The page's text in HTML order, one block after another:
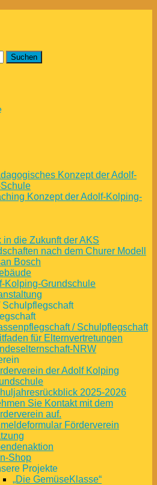
Konzept der Adolf-
Konzept der Adolf-Kolping-
in die Zukunft der AKS
nach dem Churer Modell
Bosch
Kolping-Grundschule
Schulpflegschaft
/ Schulpflegschaft
für Elternvertretungen
NRW
der Adolf Kolping
2025-2026
Sie Kontakt mit dem
auf.
Förderverein
Shop
Projekte
„Die GemüseKlasse“